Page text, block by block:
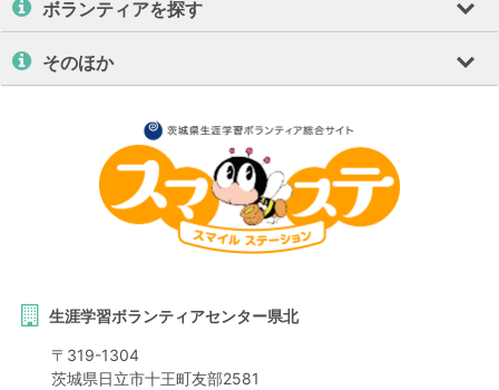
ボランティアを探す
そのほか
生涯学習ボランティアセンター県北
〒 319-1304
茨城県日立市十王町友部2581